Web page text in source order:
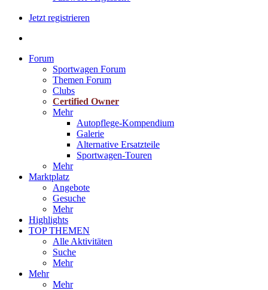
Jetzt registrieren
Forum
Sportwagen Forum
Themen Forum
Clubs
Certified Owner
Mehr
Autopflege-Kompendium
Galerie
Alternative Ersatzteile
Sportwagen-Touren
Mehr
Marktplatz
Angebote
Gesuche
Mehr
Highlights
TOP THEMEN
Alle Aktivitäten
Suche
Mehr
Mehr
Mehr